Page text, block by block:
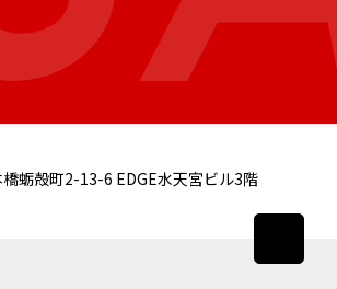
蛎殻町2-13-6 EDGE水天宮ビル3階